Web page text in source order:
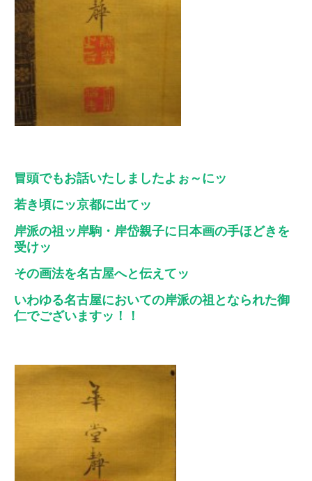
冒頭でもお話いたしましたよぉ～にッ
若き頃にッ京都に出てッ
岸派の祖ッ岸駒・岸岱親子に日本画の手ほどきを
受けッ
その画法を名古屋へと伝えてッ
いわゆる名古屋においての岸派の祖となられた御
仁でございますッ！！